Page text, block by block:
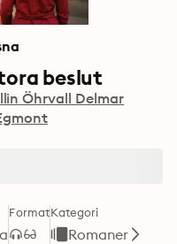
beslut
Öhrvall Delmar
FormatKategori
Romaner